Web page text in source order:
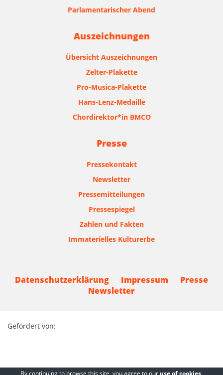
Parlamentarischer Abend
Auszeichnungen
Übersicht Auszeichnungen
Zelter-Plakette
Pro-Musica-Plakette
Hans-Lenz-Medaille
Chordirektor*in BMCO
Presse
Pressekontakt
Newsletter
Pressemitteilungen
Pressespiegel
Zahlen und Fakten
Immaterielles Kulturerbe
Datenschutzerklärung Impressum
Presse
Newsletter
Gefördert von:
By continuing to browse this site, you agree to our use of cookies.